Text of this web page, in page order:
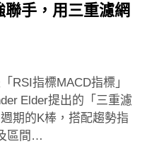
聯手，用三重濾網
RSI指標MACD指標」
Elder提出的「三重濾
期的K棒，搭配趨勢指
區間…